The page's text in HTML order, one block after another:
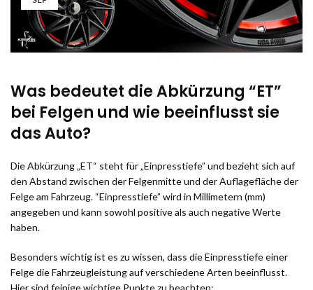
Was bedeutet die Abkürzung “ET”
bei Felgen und wie beeinflusst sie
das Auto?
Die Abkürzung „ET“ steht für „Einpresstiefe” und bezieht sich auf
den Abstand zwischen der Felgenmitte und der Auflagefläche der
Felge am Fahrzeug. “Einpresstiefe” wird in Millimetern (mm)
angegeben und kann sowohl positive als auch negative Werte
haben.
Besonders wichtig ist es zu wissen, dass die Einpresstiefe einer
Felge die Fahrzeugleistung auf verschiedene Arten beeinflusst.